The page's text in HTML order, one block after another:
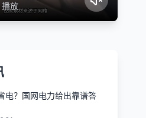
放
电？国网电力给出靠谱答